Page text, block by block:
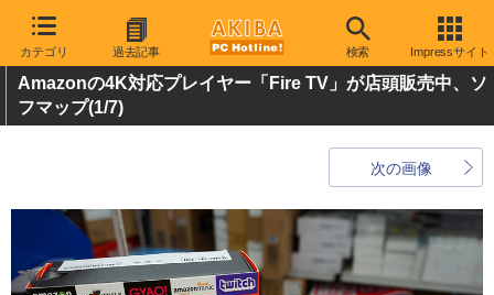
カテゴリ 過去記事 検索 Impressサイト
Amazonの4K対応プレイヤー「Fire TV」が店頭販売中、ソ
フマップ(1/7)
次の画像